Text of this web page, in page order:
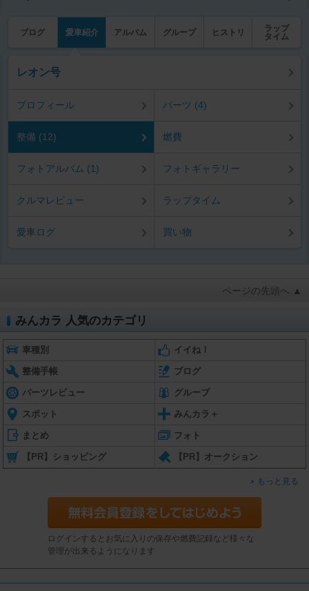
ブログ 愛車紹介 アルバム グループ ヒストリ
ラップ
タイム
レオン号
プロフィール パーツ (4)
整備 (12) 燃費
フォトアルバム (1) フォトギャラリー
クルマレビュー ラップタイム
愛車ログ 買い物
ページの先頭へ ▲
みんカラ 人気のカテゴリ
車種別 イイね！
整備手帳 ブログ
パーツレビュー グループ
スポット みんカラ＋
まとめ フォト
【PR】ショッピング 【PR】オークション
もっと見る
ログインするとお気に入りの保存や燃費記録など様々な
管理が出来るようになります